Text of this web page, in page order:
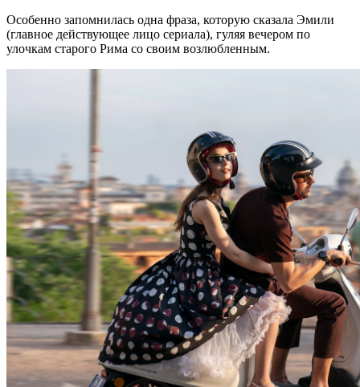
Особенно запомнилась одна фраза, которую сказала Эмили
(главное действующее лицо сериала), гуляя вечером по
улочкам старого Рима со своим возлюбленным.